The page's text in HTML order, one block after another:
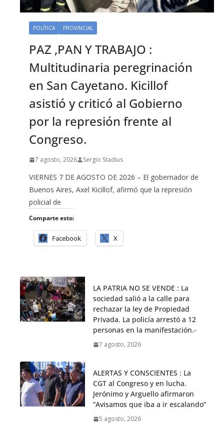
POLÍTICA PROVINCIAL
PAZ ,PAN Y TRABAJO :
Multitudinaria peregrinación
en San Cayetano. Kicillof
asistió y criticó al Gobierno
por la represión frente al
Congreso.
7 agosto, 2026 Sergio Stadius
VIERNES 7 DE AGOSTO DE 2026 – El gobernador de
Buenos Aires, Axel Kicillof, afirmó que la represión
policial de
Comparte esto:
Facebook X
LA PATRIA NO SE VENDE : La
sociedad salió a la calle para
rechazar la ley de Propiedad
Privada. La policía arrestó a 12
personas en la manifestación.-
7 agosto, 2026
ALERTAS Y CONSCIENTES : La
CGT al Congreso y en lucha.
Jerónimo y Arguello afirmaron
“Avisamos que iba a ir escalando”
5 agosto, 2026